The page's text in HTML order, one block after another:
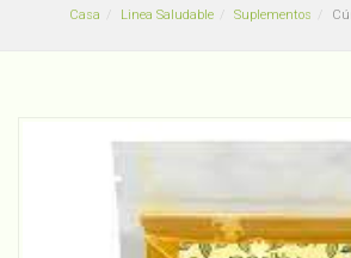
Casa Linea Saludable Suplementos
$4,800
+ ADD